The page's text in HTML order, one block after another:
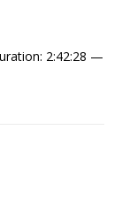
2:42:28 —